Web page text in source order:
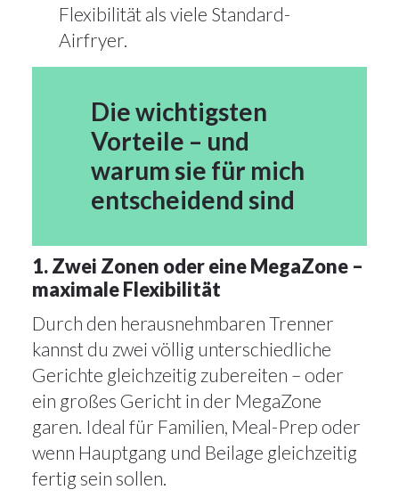
Flexibilität als viele Standard-
Airfryer.
Die wichtigsten
Vorteile – und
warum sie für mich
entscheidend sind
1. Zwei Zonen oder eine MegaZone –
maximale Flexibilität
Durch den herausnehmbaren Trenner
kannst du zwei völlig unterschiedliche
Gerichte gleichzeitig zubereiten – oder
ein großes Gericht in der MegaZone
garen. Ideal für Familien, Meal-Prep oder
wenn Hauptgang und Beilage gleichzeitig
fertig sein sollen.